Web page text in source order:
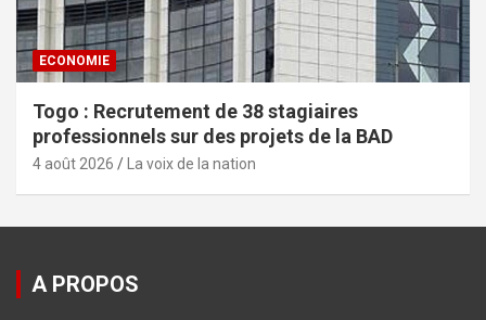
ECONOMIE
Togo : Recrutement de 38 stagiaires
professionnels sur des projets de la BAD
4 août 2026 La voix de la nation
A PROPOS